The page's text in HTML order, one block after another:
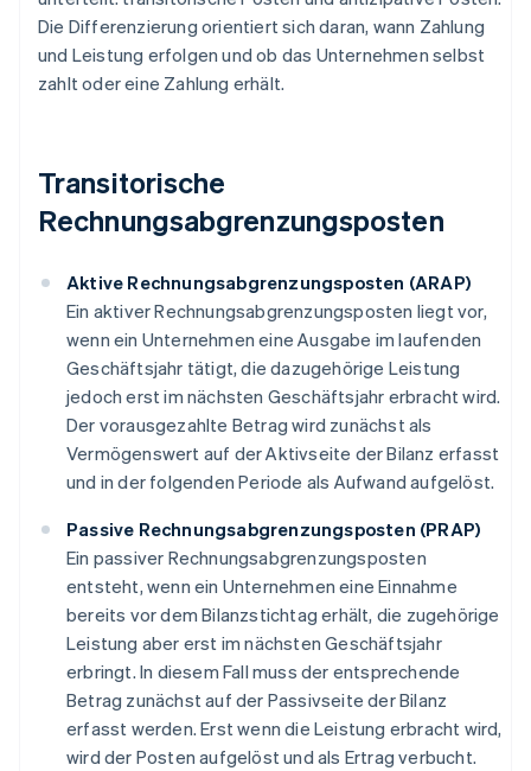
Die Differenzierung orientiert sich daran, wann Zahlung
und Leistung erfolgen und ob das Unternehmen selbst
zahlt oder eine Zahlung erhält.
Transitorische
Rechnungsabgrenzungsposten
Aktive Rechnungsabgrenzungsposten (ARAP)
Ein aktiver Rechnungsabgrenzungsposten liegt vor,
wenn ein Unternehmen eine Ausgabe im laufenden
Geschäftsjahr tätigt, die dazugehörige Leistung
jedoch erst im nächsten Geschäftsjahr erbracht wird.
Der vorausgezahlte Betrag wird zunächst als
Vermögenswert auf der Aktivseite der Bilanz erfasst
und in der folgenden Periode als Aufwand aufgelöst.
Passive Rechnungsabgrenzungsposten (PRAP)
Ein passiver Rechnungsabgrenzungsposten
entsteht, wenn ein Unternehmen eine Einnahme
bereits vor dem Bilanzstichtag erhält, die zugehörige
Leistung aber erst im nächsten Geschäftsjahr
erbringt. In diesem Fall muss der entsprechende
Betrag zunächst auf der Passivseite der Bilanz
erfasst werden. Erst wenn die Leistung erbracht wird,
wird der Posten aufgelöst und als Ertrag verbucht.